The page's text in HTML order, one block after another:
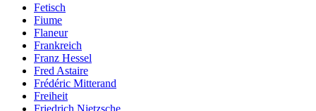
Fetisch
Fiume
Flaneur
Frankreich
Franz Hessel
Fred Astaire
Frédéric Mitterand
Freiheit
Friedrich Nietzsche